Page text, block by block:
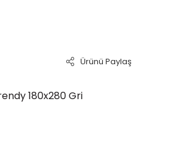
Ürünü Paylaş
180x280 Gri